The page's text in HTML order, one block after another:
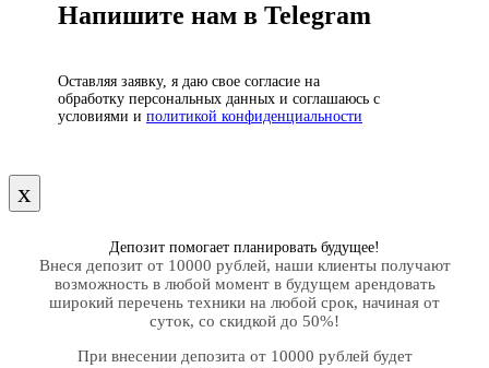
Напишите нам в Telegram
Оставляя заявку, я даю свое согласие на
обработку персональных данных и соглашаюсь с
условиями и политикой конфиденциальности
х
Депозит помогает планировать будущее!
Внеся депозит от 10000 рублей, наши клиенты получают
возможность в любой момент в будущем арендовать
широкий перечень техники на любой срок, начиная от
суток, со скидкой до 50%!
При внесении депозита от 10000 рублей будет